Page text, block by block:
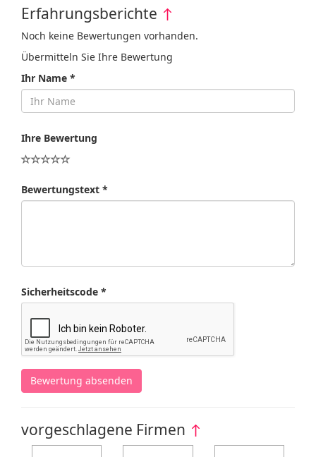
Erfahrungsberichte ↑
Noch keine Bewertungen vorhanden.
Übermitteln Sie Ihre Bewertung
Ihr Name *
Ihre Bewertung
Bewertungstext *
Sicherheitscode *
Bewertung absenden
vorgeschlagene Firmen ↑